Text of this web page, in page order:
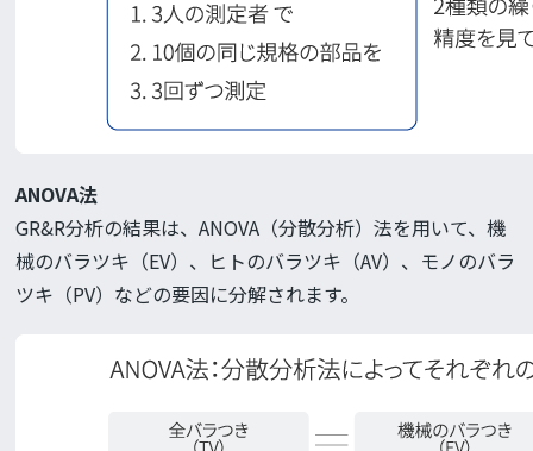
ANOVA法
GR&R分析の結果は、ANOVA（分散分析）法を用いて、機
械のバラツキ（EV）、ヒトのバラツキ（AV）、モノのバラ
ツキ（PV）などの要因に分解されます。